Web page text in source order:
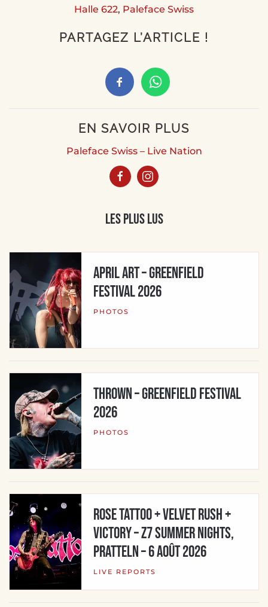
Halle 622, Paleface Swiss
PARTAGEZ L’ARTICLE !
EN SAVOIR PLUS
Paleface Swiss – Live Nation
Les plus lus
APRIL ART – Greenfield
Festival 2026
PHOTOS
THROWN – Greenfield Festival
2026
PHOTOS
ROSE TATTOO + VELVET RUSH +
VICTORY – Z7 Summer Nights,
Pratteln – 6 août 2026
LIVE REPORTS